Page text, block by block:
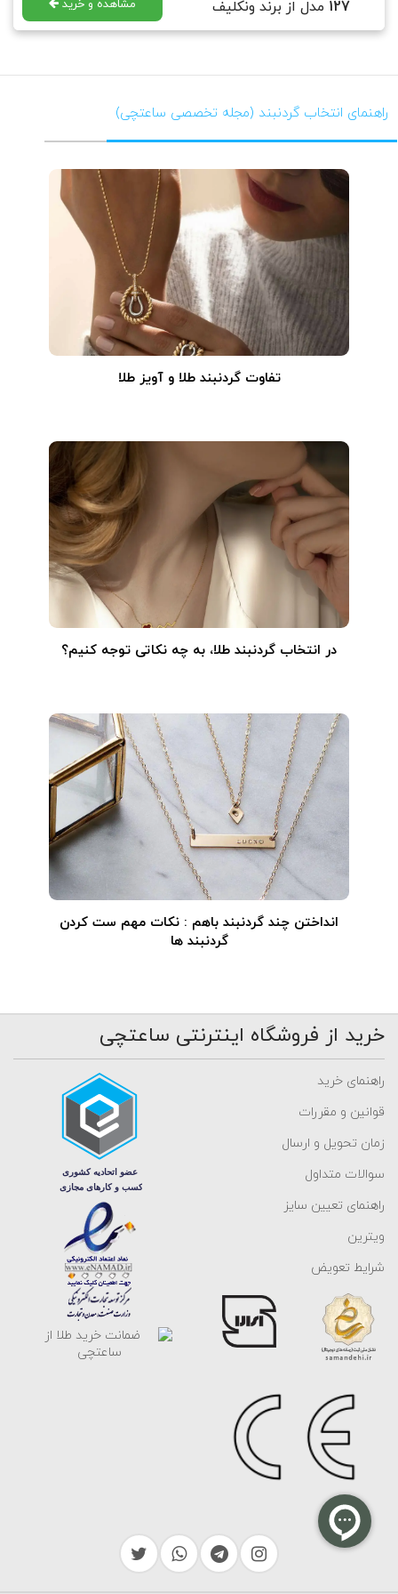
127 مدل از برند ونکلیف مشاهده و خرید
راهنمای انتخاب گردنبند (مجله تخصصی ساعتچی)
تفاوت گردنبند طلا و آویز طلا
در انتخاب گردنبند طلا‌، به چه نکاتی توجه کنیم؟
انداختن چند گردنبند باهم : نکات مهم ست کردن
گردنبند ها
خرید از فروشگاه اینترنتی ساعتچی
راهنمای خرید
قوانین و مقررات
زمان تحویل و ارسال
سوالات متداول
راهنمای تعیین سایز
ویترین
شرایط تعویض